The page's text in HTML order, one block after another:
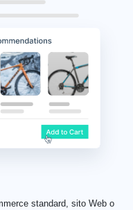
standard, sito Web o